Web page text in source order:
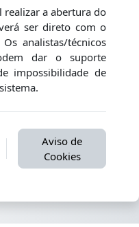
realizar a abertura do
ser direto com o
analistas/técnicos
dar o suporte
impossibilidade de
Aviso de
Cookies